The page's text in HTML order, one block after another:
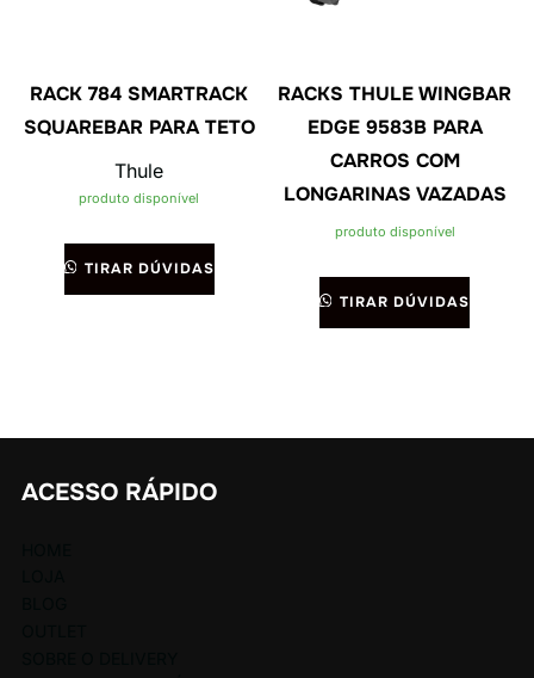
RACK 784 SMARTRACK
SQUAREBAR PARA TETO
Thule
produto disponível
TIRAR DÚVIDAS
RACKS THULE WINGBAR
EDGE 9583B PARA
CARROS COM
LONGARINAS VAZADAS
produto disponível
TIRAR DÚVIDAS
ACESSO RÁPIDO